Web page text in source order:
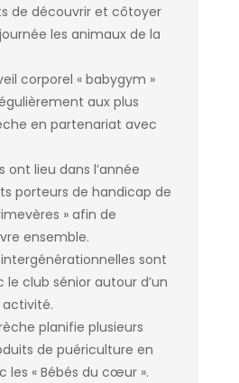
de découvrir et côtoyer
les animaux de la
corporel « babygym »
aux plus
en partenariat avec
ont lieu dans l’année
porteurs de handicap de
» afin de
ensemble.
sont
le club sénior autour d’un
activité.
planifie plusieurs
de puériculture en
les « Bébés du cœur ».